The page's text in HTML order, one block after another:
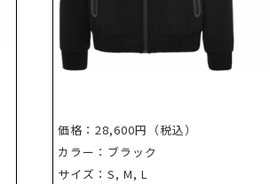
価格：28,600円（税込）
カラー：ブラック
サイズ：S, M, L